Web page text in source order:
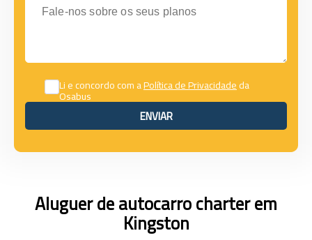
Li e concordo com aPolítica de Privacidadeda
Osabus
ENVIAR
ENVIAR
Aluguer de autocarro charter em
Kingston